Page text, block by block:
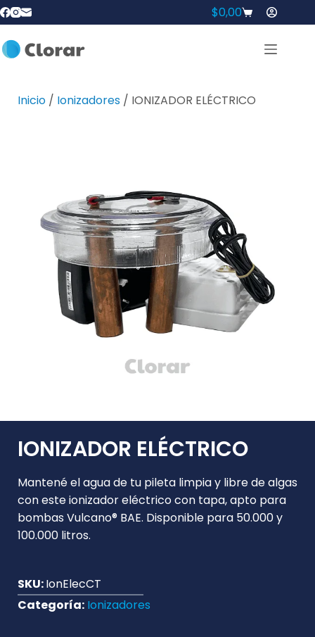
$0,00
Inicio / Ionizadores / IONIZADOR ELÉCTRICO
IONIZADOR ELÉCTRICO
Mantené el agua de tu pileta limpia y libre de algas
con este ionizador eléctrico con tapa, apto para
bombas Vulcano® BAE. Disponible para 50.000 y
100.000 litros.
SKU:IonElecCT
Categoría: Ionizadores